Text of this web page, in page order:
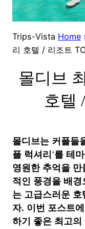
Trips-Vista Home
리 호텔 / 리조트
몰디브
호텔
몰디브는 커플들
플 럭셔리'를 테
영원한 추억을
적인 풍경을 배경
는 고급스러운
자. 이번 포스트
하기 좋은 최고